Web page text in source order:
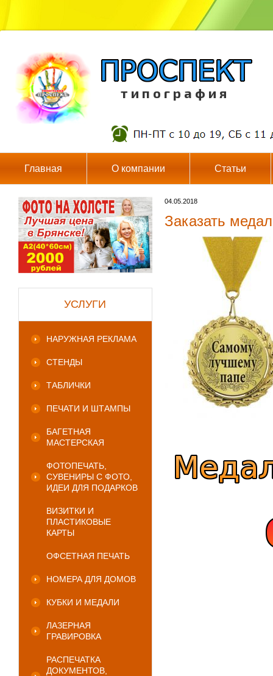
т и п о г р а ф и я
Главная О компании Статьи
УСЛУГИ
НАРУЖНАЯ РЕКЛАМА
СТЕНДЫ
ТАБЛИЧКИ
ПЕЧАТИ И ШТАМПЫ
БАГЕТНАЯ
МАСТЕРСКАЯ
ФОТОПЕЧАТЬ,
СУВЕНИРЫ С ФОТО,
ИДЕИ ДЛЯ ПОДАРКОВ
ВИЗИТКИ И
ПЛАСТИКОВЫЕ
КАРТЫ
ОФСЕТНАЯ ПЕЧАТЬ
НОМЕРА ДЛЯ ДОМОВ
КУБКИ И МЕДАЛИ
ЛАЗЕРНАЯ
ГРАВИРОВКА
РАСПЕЧАТКА
ДОКУМЕНТОВ,
04.05.2018
Заказать